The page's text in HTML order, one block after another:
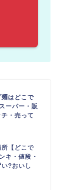
はどこで
ーパー・販
・売って
【どこで
キ・値段・
?おいし